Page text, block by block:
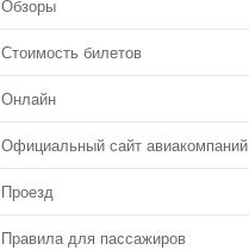
Обзоры
Стоимость билетов
Онлайн
Официальный сайт авиакомпаний
Проезд
Правила для пассажиров